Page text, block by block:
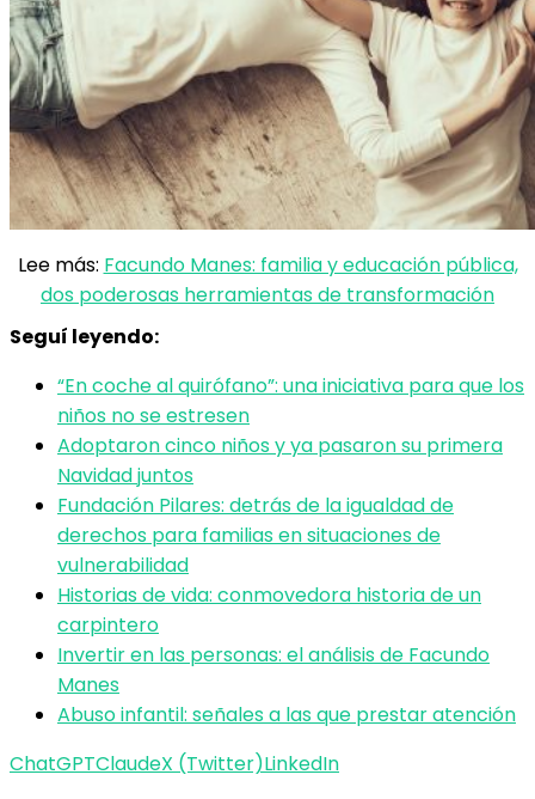
Lee más: Facundo Manes: familia y educación pública,
dos poderosas herramientas de transformación
Seguí leyendo:
“En coche al quirófano”: una iniciativa para que los
niños no se estresen
Adoptaron cinco niños y ya pasaron su primera
Navidad juntos
Fundación Pilares: detrás de la igualdad de
derechos para familias en situaciones de
vulnerabilidad
Historias de vida: conmovedora historia de un
carpintero
Invertir en las personas: el análisis de Facundo
Manes
Abuso infantil: señales a las que prestar atención
ChatGPTClaudeX (Twitter)LinkedIn